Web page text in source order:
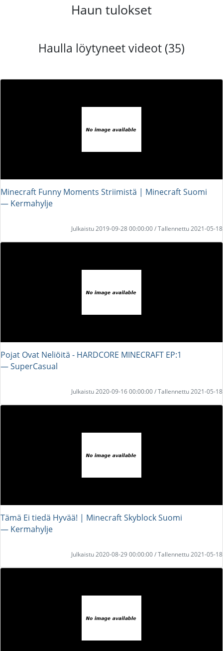
Haun tulokset
Haulla löytyneet videot (35)
Minecraft Funny Moments Striimistä | Minecraft Suomi
― Kermahylje
Julkaistu 2019-09-28 00:00:00 / Tallennettu 2021-05-18
Pojat Ovat Neliöitä - HARDCORE MINECRAFT EP:1
― SuperCasual
Julkaistu 2020-09-16 00:00:00 / Tallennettu 2021-05-18
Tämä Ei tiedä Hyvää! | Minecraft Skyblock Suomi
― Kermahylje
Julkaistu 2020-08-29 00:00:00 / Tallennettu 2021-05-18